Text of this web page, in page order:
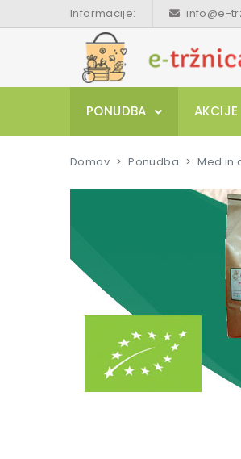
Informacije: info@e-
PONUDBA AKCIJE
Domov Ponudba Med in